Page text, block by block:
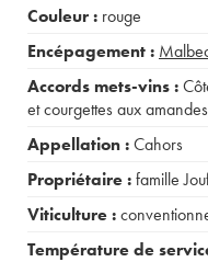
Couleur : rouge
Encépagement :
Accords mets-vins :
et courgettes aux amandes
Appellation :Cahors
Propriétaire :famille
Viticulture :
Température de